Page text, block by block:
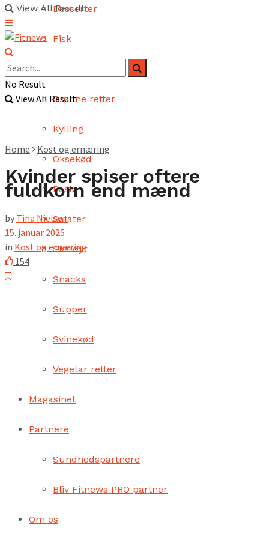
Desserter
Fisk
Grønne retter
Kylling
Oksekød
Pasta
Salater
Skaldyr
Snacks
Supper
Svinekød
Vegetar retter
Magasinet
Partnere
Sundhedspartnere
Bliv Fitnews PRO partner
Om os
View All Result
No Result
View All Result
Home Kost og ernæring
Kvinder spiser oftere
fuldkorn end mænd
by Tina Nielsen
15. januar 2025
in Kost og ernæring
154